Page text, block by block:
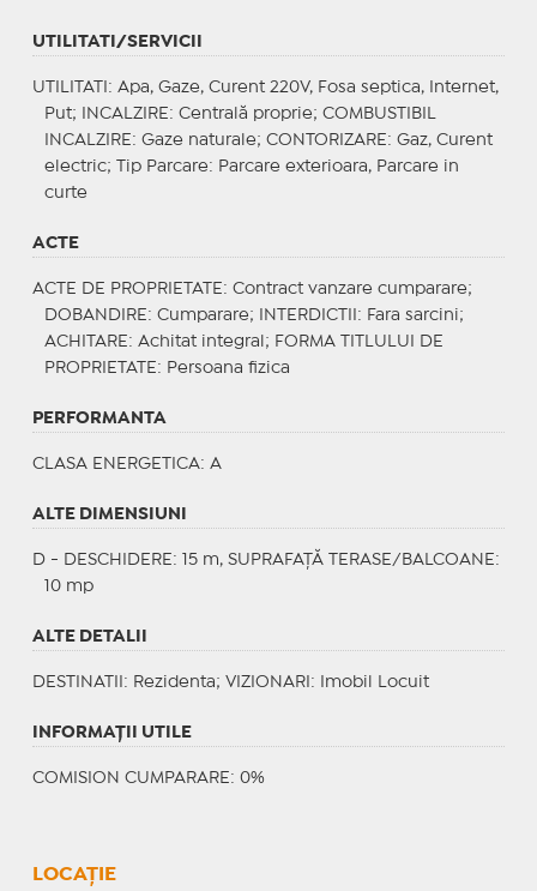
UTILITATI/SERVICII
UTILITATI : Apa, Gaze, Curent 220V, Fosa septica, Internet,
Put;
INCALZIRE : Centrală proprie; COMBUSTIBIL
INCALZIRE : Gaze naturale; CONTORIZARE : Gaz, Curent
electric;
Tip Parcare: Parcare exterioara, Parcare in
curte
ACTE
ACTE DE PROPRIETATE : Contract vanzare cumparare;
DOBANDIRE : Cumparare; INTERDICTII : Fara sarcini;
ACHITARE : Achitat integral; FORMA TITLULUI DE
PROPRIETATE : Persoana fizica
PERFORMANTA
CLASA ENERGETICA: A
ALTE DIMENSIUNI
D - DESCHIDERE: 15 m, SUPRAFAȚĂ TERASE/BALCOANE:
10 mp
ALTE DETALII
DESTINATII : Rezidenta; VIZIONARI : Imobil Locuit
INFORMAŢII UTILE
COMISION CUMPARARE: 0%
LOCAȚIE